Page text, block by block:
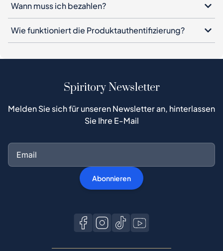
Wann muss ich bezahlen?
Wie funktioniert die Produktauthentifizierung?
Spiritory Newsletter
Melden Sie sich für unseren Newsletter an, hinterlassen
Sie Ihre E-Mail
Abonnieren